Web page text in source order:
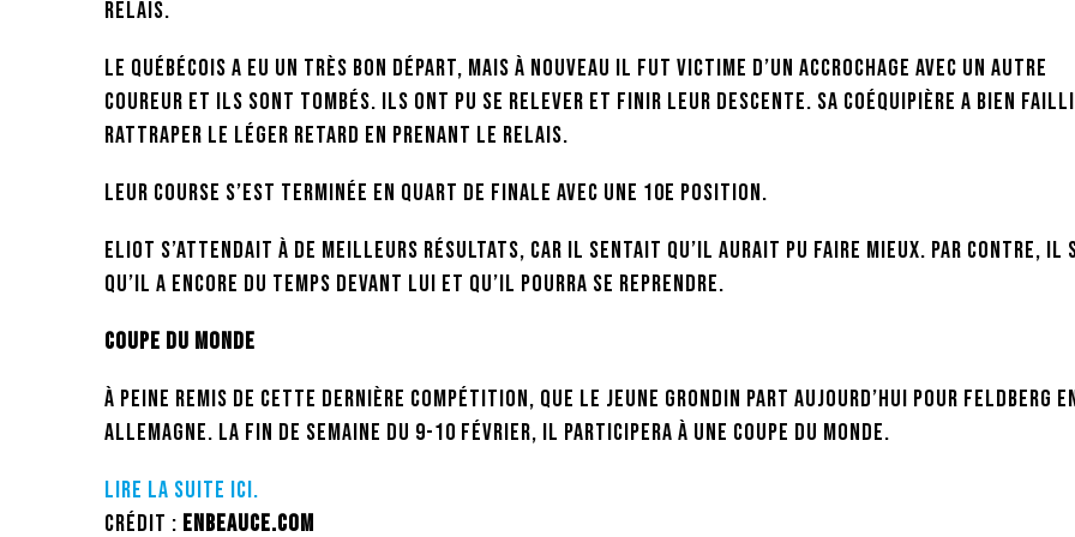
relais.
Le québécois a eu un très bon départ, mais à nouveau il fut victime d’un accrochage avec un autre
coureur et ils sont tombés. Ils ont pu se relever et finir leur descente. Sa coéquipière a bien failli
rattraper le léger retard en prenant le relais.
Leur course s’est terminée en quart de finale avec une 10e position.
Eliot s’attendait à de meilleurs résultats, car il sentait qu’il aurait pu faire mieux. Par contre, il
qu’il a encore du temps devant lui et qu’il pourra se reprendre.
Coupe du monde
À peine remis de cette dernière compétition, que le jeune Grondin part aujourd’hui pour Feldberg
Allemagne. La fin de semaine du 9-10 février, il participera à une coupe du monde.
Lire la suite ici.
Crédit : EnBeauce.com